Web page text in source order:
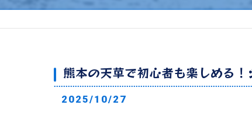
熊本の天草で初心者も楽しめる
2025/10/27